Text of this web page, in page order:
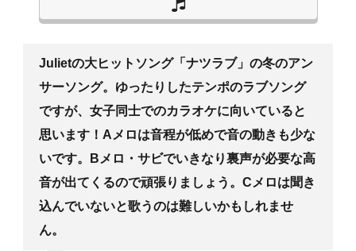
Julietの大ヒットソング「ナツラブ」の冬のアン
サーソング。ゆったりしたテンポのラブソング
ですが、女子同士でのカラオケに向いていると
思います！Aメロは音程が低めで音の動きも少な
いです。Bメロ・サビでいきなり裏声が必要な高
音が出てくるので頑張りましょう。Cメロは聞き
込んでいないと歌うのは難しいかもしれませ
ん。